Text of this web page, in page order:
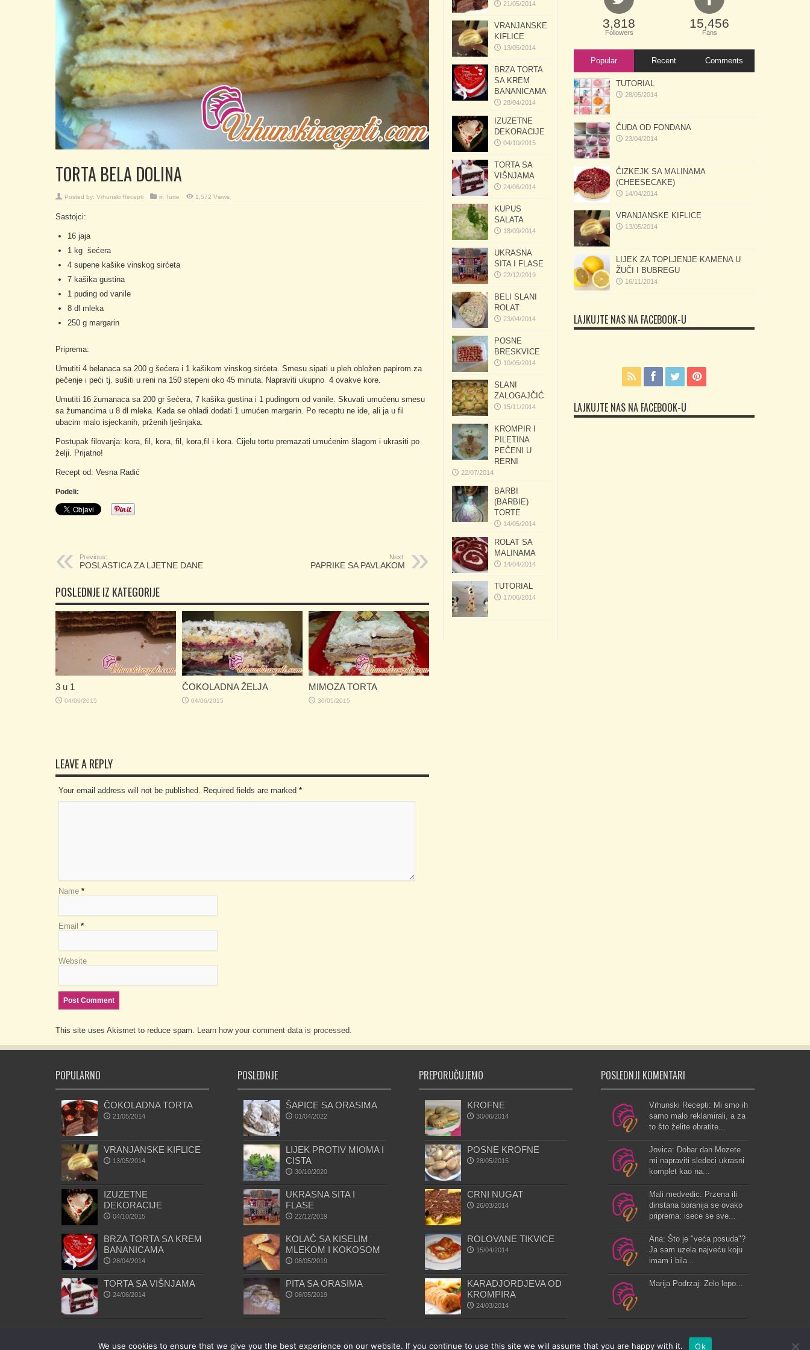
TORTA BELA DOLINA
Posted by: Vrhunski Recepti in Torte 1,572 Views
Sastojci:
16 jaja
1 kg šećera
4 supene kašike vinskog sirćeta
7 kašika gustina
1 puding od vanile
8 dl mleka
250 g margarin
Priprema:
Umutiti 4 belanaca sa 200 g šećera i 1 kašikom vinskog sirćeta. Smesu sipati u pleh obložen papirom za
pečenje i peći tj. sušiti u reni na 150 stepeni oko 45 minuta. Napraviti ukupno 4 ovakve kore.
Umutiti 16 žumanaca sa 200 gr šećera, 7 kašika gustina i 1 pudingom od vanile. Skuvati umućenu smesu
sa žumancima u 8 dl mleka. Kada se ohladi dodati 1 umućen margarin. Po receptu ne ide, ali ja u fil
ubacim malo isjeckanih, prženih lješnjaka.
Postupak filovanja: kora, fil, kora, fil, kora,fil i kora. Cijelu tortu premazati umućenim šlagom i ukrasiti po
želji. Prijatno!
Recept od: Vesna Radić
Podeli:
Previous:
POSLASTICA ZA LJETNE DANE
Next:
PAPRIKE SA PAVLAKOM
POSLEDNJE IZ KATEGORIJE
3 u 1
04/06/2015
ČOKOLADNA ŽELJA
04/06/2015
MIMOZA TORTA
30/05/2015
LEAVE A REPLY
Your email address will not be published. Required fields are marked *
Name *
Email *
Website
This site uses Akismet to reduce spam. Learn how your comment data is processed.
21/05/2014
VRANJANSKE
KIFLICE
13/05/2014
BRZA TORTA
SA KREM
BANANICAMA
28/04/2014
IZUZETNE
DEKORACIJE
04/10/2015
TORTA SA
VIŠNJAMA
24/06/2014
KUPUS
SALATA
18/09/2014
UKRASNA
SITA I FLASE
22/12/2019
BELI SLANI
ROLAT
23/04/2014
POSNE
BRESKVICE
10/05/2014
SLANI
ZALOGAJČIĆ
15/11/2014
KROMPIR I
PILETINA
PEČENI U
RERNI
22/07/2014
BARBI
(BARBIE)
TORTE
14/05/2014
ROLAT SA
MALINAMA
14/04/2014
TUTORIAL
17/06/2014
3,818
Followers
15,456
Fans
Popular Recent Comments
TUTORIAL
28/05/2014
ČUDA OD FONDANA
23/04/2014
ČIZKEJK SA MALINAMA
(CHEESECAKE)
14/04/2014
VRANJANSKE KIFLICE
13/05/2014
LIJEK ZA TOPLJENJE KAMENA U
ŽUČI I BUBREGU
16/11/2014
LAJKUJTE NAS NA FACEBOOK-U
LAJKUJTE NAS NA FACEBOOK-U
POPULARNO
ČOKOLADNA TORTA
21/05/2014
VRANJANSKE KIFLICE
13/05/2014
IZUZETNE
DEKORACIJE
04/10/2015
BRZA TORTA SA KREM
BANANICAMA
28/04/2014
TORTA SA VIŠNJAMA
24/06/2014
POSLEDNJE
ŠAPICE SA ORASIMA
01/04/2022
LIJEK PROTIV MIOMA I
CISTA
30/10/2020
UKRASNA SITA I
FLASE
22/12/2019
KOLAČ SA KISELIM
MLEKOM I KOKOSOM
08/05/2019
PITA SA ORASIMA
08/05/2019
PREPORUČUJEMO
KROFNE
30/06/2014
POSNE KROFNE
28/05/2015
CRNI NUGAT
26/03/2014
ROLOVANE TIKVICE
15/04/2014
KARADJORDJEVA OD
KROMPIRA
24/03/2014
POSLEDNJI KOMENTARI
Vrhunski Recepti: Mi smo ih
samo malo reklamirali, a za
to što želite obratite...
Jovica: Dobar dan Mozete
mi napraviti sledeci ukrasni
komplet kao na...
Mali medvedic: Przena ili
dinstana boranija se ovako
priprema: isece se sve...
Ana: Što je "veća posuda"?
Ja sam uzela najveću koju
imam i bila...
Marija Podrzaj: Zelo lepo...
We use cookies to ensure that we give you the best experience on our website. If you continue to use this site we will assume that you are happy with it. Ok